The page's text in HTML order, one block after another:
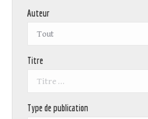
Auteur
Titre
Type de publication